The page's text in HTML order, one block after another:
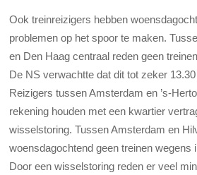
Ook treinreizigers hebben
problemen op het spoor te maken.
en Den Haag centraal reden geen
De NS verwachtte dat dit tot zeker
Reizigers tussen Amsterdam en ’s-
rekening houden met een kwartier
wisselstoring. Tussen Amsterdam en
woensdagochtend geen treinen wegens
Door een wisselstoring reden er veel